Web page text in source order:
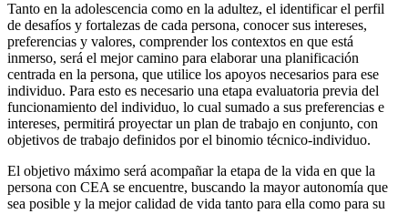
Tanto en la adolescencia como en la adultez, el identificar el perfil
de desafíos y fortalezas de cada persona, conocer sus intereses,
preferencias y valores, comprender los contextos en que está
inmerso, será el mejor camino para elaborar una planificación
centrada en la persona, que utilice los apoyos necesarios para ese
individuo. Para esto es necesario una etapa evaluatoria previa del
funcionamiento del individuo, lo cual sumado a sus preferencias e
intereses, permitirá proyectar un plan de trabajo en conjunto, con
objetivos de trabajo definidos por el binomio técnico-individuo.
El objetivo máximo será acompañar la etapa de la vida en que la
persona con CEA se encuentre, buscando la mayor autonomía que
sea posible y la mejor calidad de vida tanto para ella como para su